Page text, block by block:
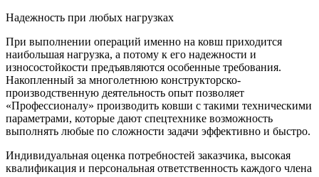
Надежность при любых нагрузках
При выполнении операций именно на ковш приходится
наибольшая нагрузка, а потому к его надежности и
износостойкости предъявляются особенные требования.
Накопленный за многолетнюю конструкторско-
производственную деятельность опыт позволяет
«Профессионалу» производить ковши с такими техническими
параметрами, которые дают спецтехнике возможность
выполнять любые по сложности задачи эффективно и быстро.
Индивидуальная оценка потребностей заказчика, высокая
квалификация и персональная ответственность каждого члена